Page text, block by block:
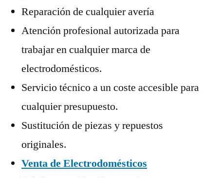
Reparación de cualquier avería
Atención profesional autorizada para
trabajar en cualquier marca de
electrodomésticos.
Servicio técnico a un coste accesible para
cualquier presupuesto.
Sustitución de piezas y repuestos
originales.
Venta de Electrodomésticos